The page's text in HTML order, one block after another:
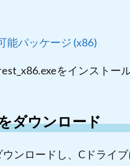
能パッケージ (x86)
をインストール
ダウンロード
ンロードし、Cドライ